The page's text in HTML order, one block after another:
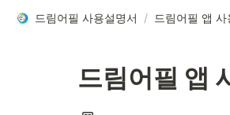
드림어필 사용설명서 / 드림어필 앱 사
드림어필 앱